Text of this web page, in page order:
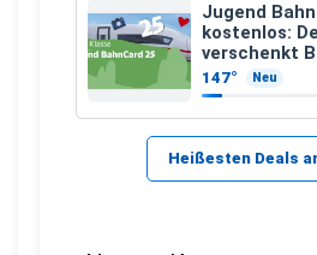
Jugend
kostenlos:
verschenkt
Kinder und
147° Neu
Heißesten Deals